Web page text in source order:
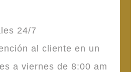
24/7
al cliente en un
a viernes de 8:00 am